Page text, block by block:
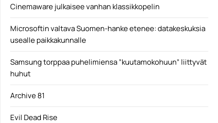
Cinemaware julkaisee vanhan klassikkopelin
Microsoftin valtava Suomen-hanke etenee: datakeskuksia
usealle paikkakunnalle
Samsung torppaa puhelimiensa ”kuutamokohuun” liittyvät
huhut
Archive 81
Evil Dead Rise